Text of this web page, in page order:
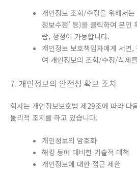
개인정보 조회/수정을 위해서는
정보수정’ 등)을 클릭하여 본인
람, 정정이 가능합니다.
개인정보 보호책임자에게 서면
여 개인정보의 조회/수정/삭제
7. 개인정보의 안전성 확보 조치
회사는 개인정보보호법 제29조에 따라 다
물리적 조치를 하고 있습니다.
개인정보의 암호화
해킹 등에 대비한 기술적 대책
개인정보에 대한 접근 제한